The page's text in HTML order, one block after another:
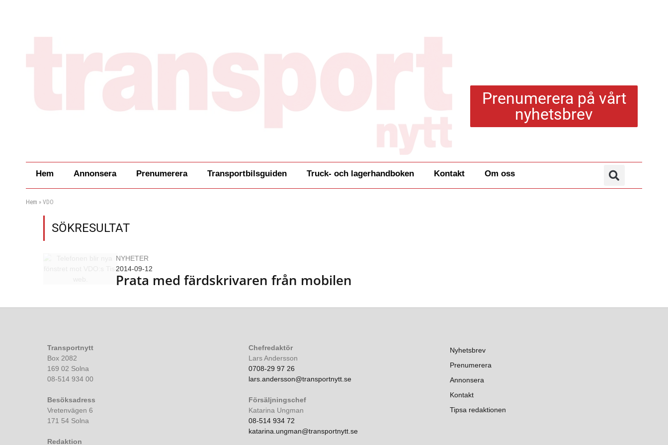
Prenumerera på vårt
nyhetsbrev
Hem Annonsera Prenumerera Transportbilsguiden Truck- och lagerhandboken Kontakt Om oss
Hem » VDO
SÖKRESULTAT
NYHETER
2014-09-12
Prata med färdskrivaren från mobilen
Transportnytt
Box 2082
169 02 Solna
08-514 934 00
Besöksadress
Vretenvägen 6
171 54 Solna
Redaktion
Chefredaktör
Lars Andersson
0708-29 97 26
lars.andersson@transportnytt.se
Försäljningschef
Katarina Ungman
08-514 934 72
katarina.ungman@transportnytt.se
Nyhetsbrev
Prenumerera
Annonsera
Kontakt
Tipsa redaktionen